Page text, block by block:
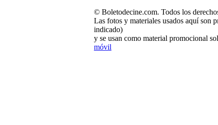
© Boletodecine.com. Todos los
Las fotos y materiales usados aquí son
indicado)
y se usan como material promocional
móvil